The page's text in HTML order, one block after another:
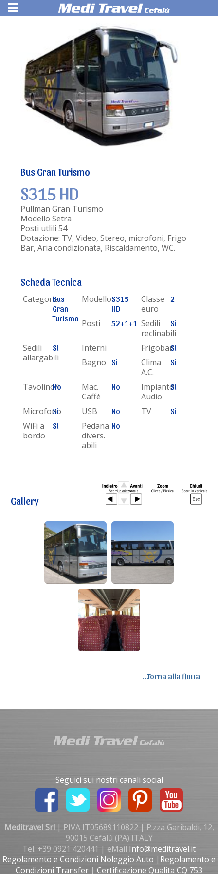
Bus Gran Turismo
S315 HD
Pullman Gran Turismo
Modello Setra
Posti utlili 54
Dotazione: TV, Video, Stereo, microfoni, Frigo
Bar, Aria condizionata, Riscaldamento, WC.
Scheda Tecnica
CategoriaBus
Gran
Turismo
ModelloS315
HD
Classe
euro
2
Posti 52+1+1 Sedili
reclinabili
Si
Sedili
allargabili
Si Interni FrigobarSi
Bagno Si
Clima
A.C.
Si
Tavolino/i
No
Mac.
Caffé
No
Impianto
Audio
Si
Microfono
Si USB No TV Si
WiFi a
bordo
Si
Pedana
divers.
abili
No
Gallery
...Torna alla flotta
Seguici sui nostri canali social
Meditravel Srl| PIVA IT05689110822 | P.zza Garibaldi, 12,
90015 Cefalù (PA) ITALY
Tel. +39 0921 420441 | eMail Info@meditravel.it
Regolamento e Condizioni Noleggio Auto | Regolamento e
Condizioni Transfer | Certificazione Qualita CQ 753